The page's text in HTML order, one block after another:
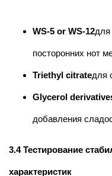
WS-5 or WS-12для
посторонних нот
Triethyl citrateдля
Glycerol
добавления
3.4 Тестирование
характеристик